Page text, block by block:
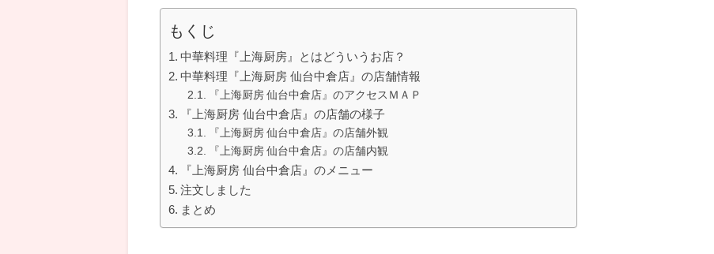
もくじ
中華料理『上海厨房』とはどういうお店？
中華料理『上海厨房 仙台中倉店』の店舗情報
『上海厨房 仙台中倉店』のアクセスＭＡＰ
『上海厨房 仙台中倉店』の店舗の様子
『上海厨房 仙台中倉店』の店舗外観
『上海厨房 仙台中倉店』の店舗内観
『上海厨房 仙台中倉店』のメニュー
注文しました
まとめ